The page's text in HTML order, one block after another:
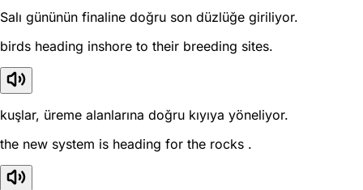
Salı gününün finaline doğru son düzlüğe giriliyor.
birds heading inshore to their breeding sites.
kuşlar, üreme alanlarına doğru kıyıya yöneliyor.
the new system is heading for the rocks .